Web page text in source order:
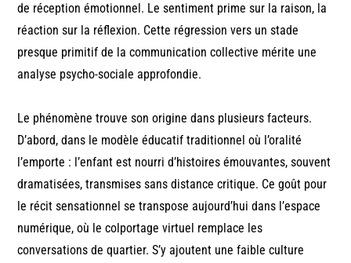
de réception émotionnel. Le sentiment prime sur la raison, la
réaction sur la réflexion. Cette régression vers un stade
presque primitif de la communication collective mérite une
analyse psycho-sociale approfondie.
Le phénomène trouve son origine dans plusieurs facteurs.
D’abord, dans le modèle éducatif traditionnel où l’oralité
l’emporte : l’enfant est nourri d’histoires émouvantes, souvent
dramatisées, transmises sans distance critique. Ce goût pour
le récit sensationnel se transpose aujourd’hui dans l’espace
numérique, où le colportage virtuel remplace les
conversations de quartier. S’y ajoutent une faible culture